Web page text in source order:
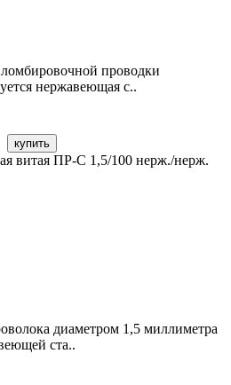
проводки
нержавеющая с..
купить
витая ПР-С 1,5/100 нерж./нерж.
диаметром 1,5 миллиметра
ста..